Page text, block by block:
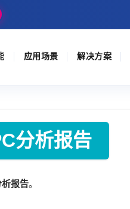
应用场景 解决方案
分析报告
析报告。